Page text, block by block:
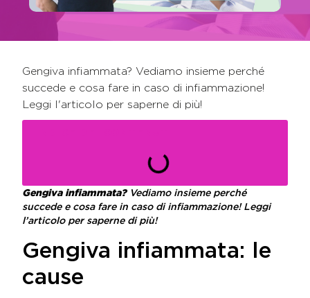
Gengiva infiammata? Vediamo insieme perché
succede e cosa fare in caso di infiammazione!
Leggi l'articolo per saperne di più!
Gengiva infiammata? Vediamo insieme perché
succede e cosa fare in caso di infiammazione! Leggi
l’articolo per saperne di più!
Gengiva infiammata: le
cause